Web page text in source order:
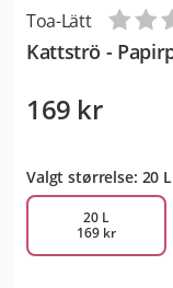
Toa-Lätt
Kattströ -
169 kr
Valgt størrelse: 20 L
20 L
169 kr